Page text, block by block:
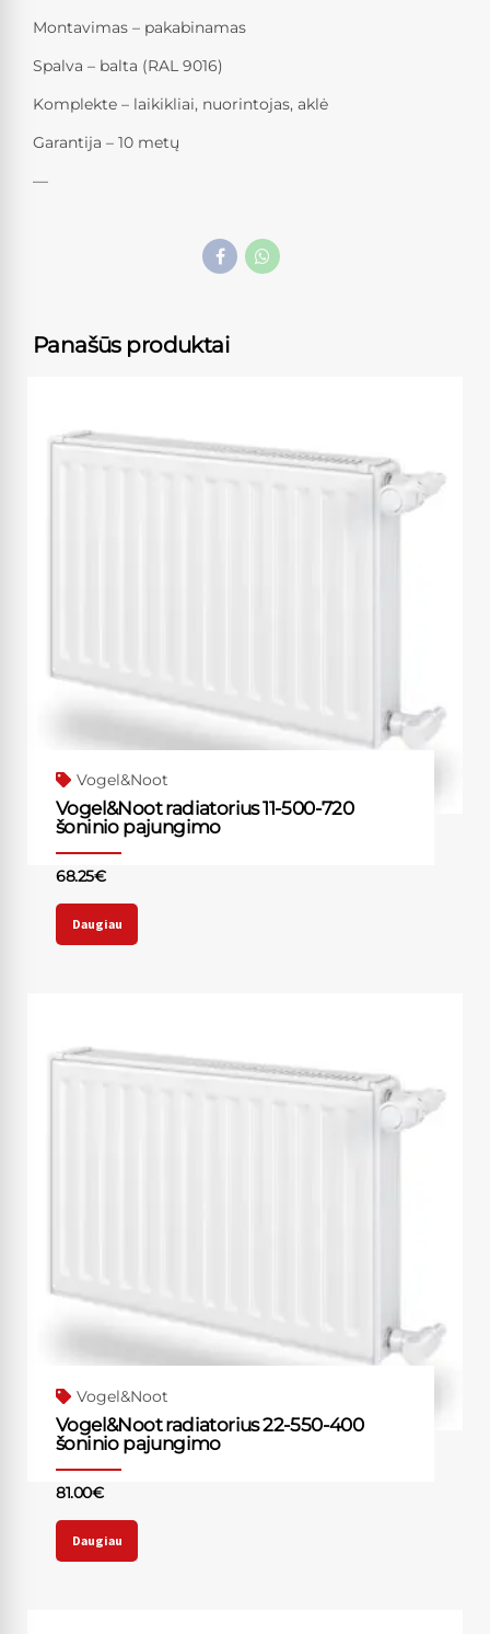
Montavimas – pakabinamas
Spalva – balta (RAL 9016)
Komplekte – laikikliai, nuorintojas, aklė
Garantija – 10 metų
—
Panašūs produktai
Vogel&Noot
Vogel&Noot radiatorius 11-500-720
šoninio pajungimo
68.25€
Daugiau
Vogel&Noot
Vogel&Noot radiatorius 22-550-400
šoninio pajungimo
81.00€
Daugiau